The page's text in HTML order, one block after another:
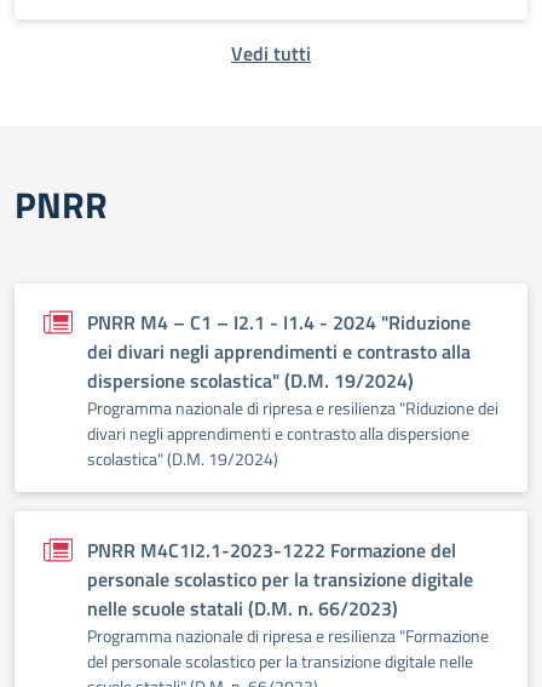
Vedi tutti
PNRR
PNRR M4 – C1 – I2.1 - I1.4 - 2024 "Riduzione
dei divari negli apprendimenti e contrasto alla
dispersione scolastica" (D.M. 19/2024)
Programma nazionale di ripresa e resilienza "Riduzione dei
divari negli apprendimenti e contrasto alla dispersione
scolastica" (D.M. 19/2024)
PNRR M4C1I2.1-2023-1222 Formazione del
personale scolastico per la transizione digitale
nelle scuole statali (D.M. n. 66/2023)
Programma nazionale di ripresa e resilienza "Formazione
del personale scolastico per la transizione digitale nelle